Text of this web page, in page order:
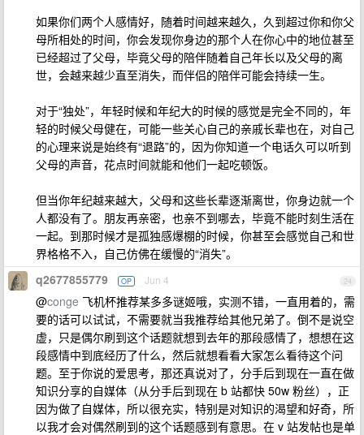
如果你们两个人感情好，随着时间越来越久，久到超过你和你父
母所相处的时间，你会发现你身边的那个人在你心中的地位甚至
已经超过了父母，毕竟父母的陪伴随着自己年长以及父母的离
世，会越来越少直至消失，而伴侣的陪伴可能会持续一生。
对于“独处”，年轻时候和年纪大的时候的感觉是完全不同的，年
轻的时候父母健在，可能一些关心自己的亲戚长辈也在，对自己
的心理来说是始终有“退路”的，因为你知道一个电话久可以听到
父母的声音，花点时间就能和他们一起吃顿饭。
但当你年纪越来越大，父母和这些长辈逐渐离世，你身边就一个
人都没有了。朋友再亲密，也亲不到哪去，毕竟不能时刻生活在
一起。到那时候才是孤独感爆棚的时候，你甚至会感觉自己和世
界格格不入，自己仿佛在缓慢的“消失”。
24
q2677855779 OP Jun 4
@conge 飞机杯推荐某多多谜姬哦，实测不错，一直用着的，需
要的话可以试试，不需要就当我推荐给其他兄弟了。倒不是说空
虚，只是偶尔刷到这个话题就想到去年的那段感情了，想想在这
段感情中到底经历了什么，然后就想看看大家怎么看待这个问
题。至于你说的爱思考，那还真说对了，分手后到现在一直在做
知识分享的自媒体（从分手后到现在 b 站都快 50w 粉丝），正
因为做了自媒体，所以很充实，特别是对知识的渴望和好奇，所
以我才会对偶然刷到的这个话题感到有意思。在 v 站发帖也是单